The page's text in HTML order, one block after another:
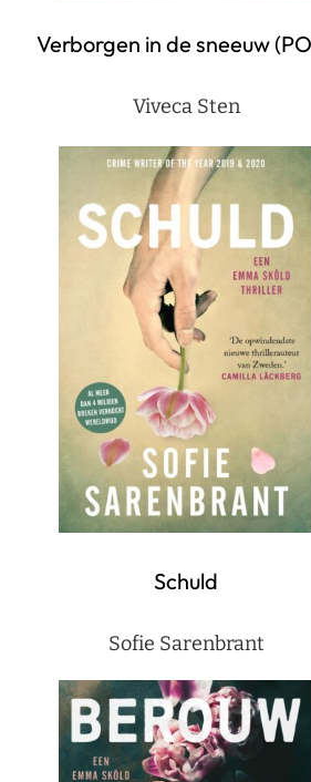
Verborgen in de sneeuw
Viveca Sten
Schuld
Sofie Sarenbrant